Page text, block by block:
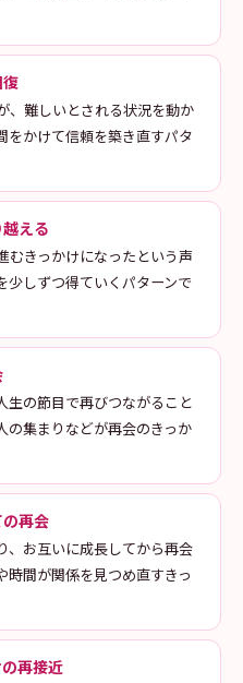
、難しいとされる状況を動か
をかけて信頼を築き直すパタ
える
むきっかけになったという声
少しずつ得ていくパターンで
生の節目で再びつながること
の集まりなどが再会のきっか
再会
、お互いに成長してから再会
時間が関係を見つめ直すきっ
再接近